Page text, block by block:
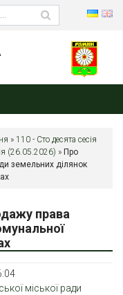
» 110 - Сто десята сесія
(26.05.2026) » Про
земельних ділянок
права
міської ради